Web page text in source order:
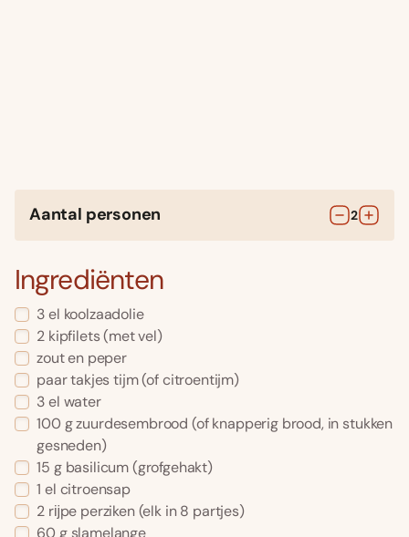
Aantal personen 2
Ingrediënten
3el koolzaadolie
2 kipfilets(met vel)
zout en peper
paar takjes tijm(of citroentijm)
3el water
100 gzuurdesembrood (of knapperig brood, in stukken
gesneden)
15 g basilicum(grofgehakt)
1 el citroensap
2 rĳpe perziken(elk in 8 partjes)
60 g slamelange